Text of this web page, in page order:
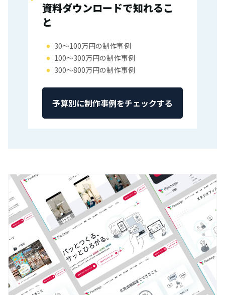
資料ダウンロードで知れるこ
と
30〜100万円の制作事例
100〜300万円の制作事例
300〜800万円の制作事例
予算別に制作事例をチェックする